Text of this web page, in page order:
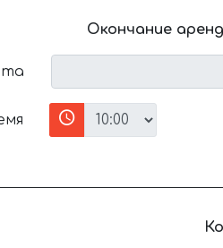
Окончание